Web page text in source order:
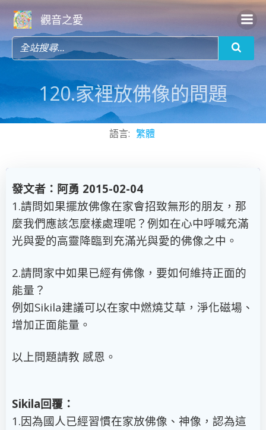
content
觀音之愛
120.家裡放佛像的問題
語言: 繁體
發文者：阿勇 2015-02-04
1.請問如果擺放佛像在家會招致無形的朋友，那
麼我們應該怎麼樣處理呢？例如在心中呼喊充滿
光與愛的高靈降臨到充滿光與愛的佛像之中。
2.請問家中如果已經有佛像，要如何維持正面的
能量？
例如Sikila建議可以在家中燃燒艾草，淨化磁場、
增加正面能量。
以上問題請教 感恩。
Sikila回覆：
1.因為國人已經習慣在家放佛像、神像，認為這